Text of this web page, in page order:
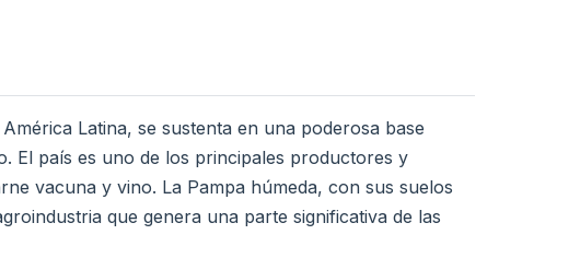
Latina, se sustenta en una poderosa base
El país es uno de los principales productores y
vacuna y vino. La Pampa húmeda, con sus suelos
que genera una parte significativa de las